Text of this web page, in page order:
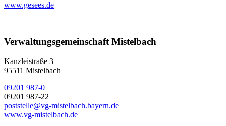
www.gesees.de
Verwaltungsgemeinschaft Mistelbach
Kanzleistraße 3
95511 Mistelbach
09201 987-0
09201 987-22
poststelle@vg-mistelbach.bayern.de
www.vg-mistelbach.de